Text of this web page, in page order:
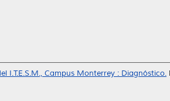
I.T.E.S.M., Campus Monterrey : Diagnóstico.